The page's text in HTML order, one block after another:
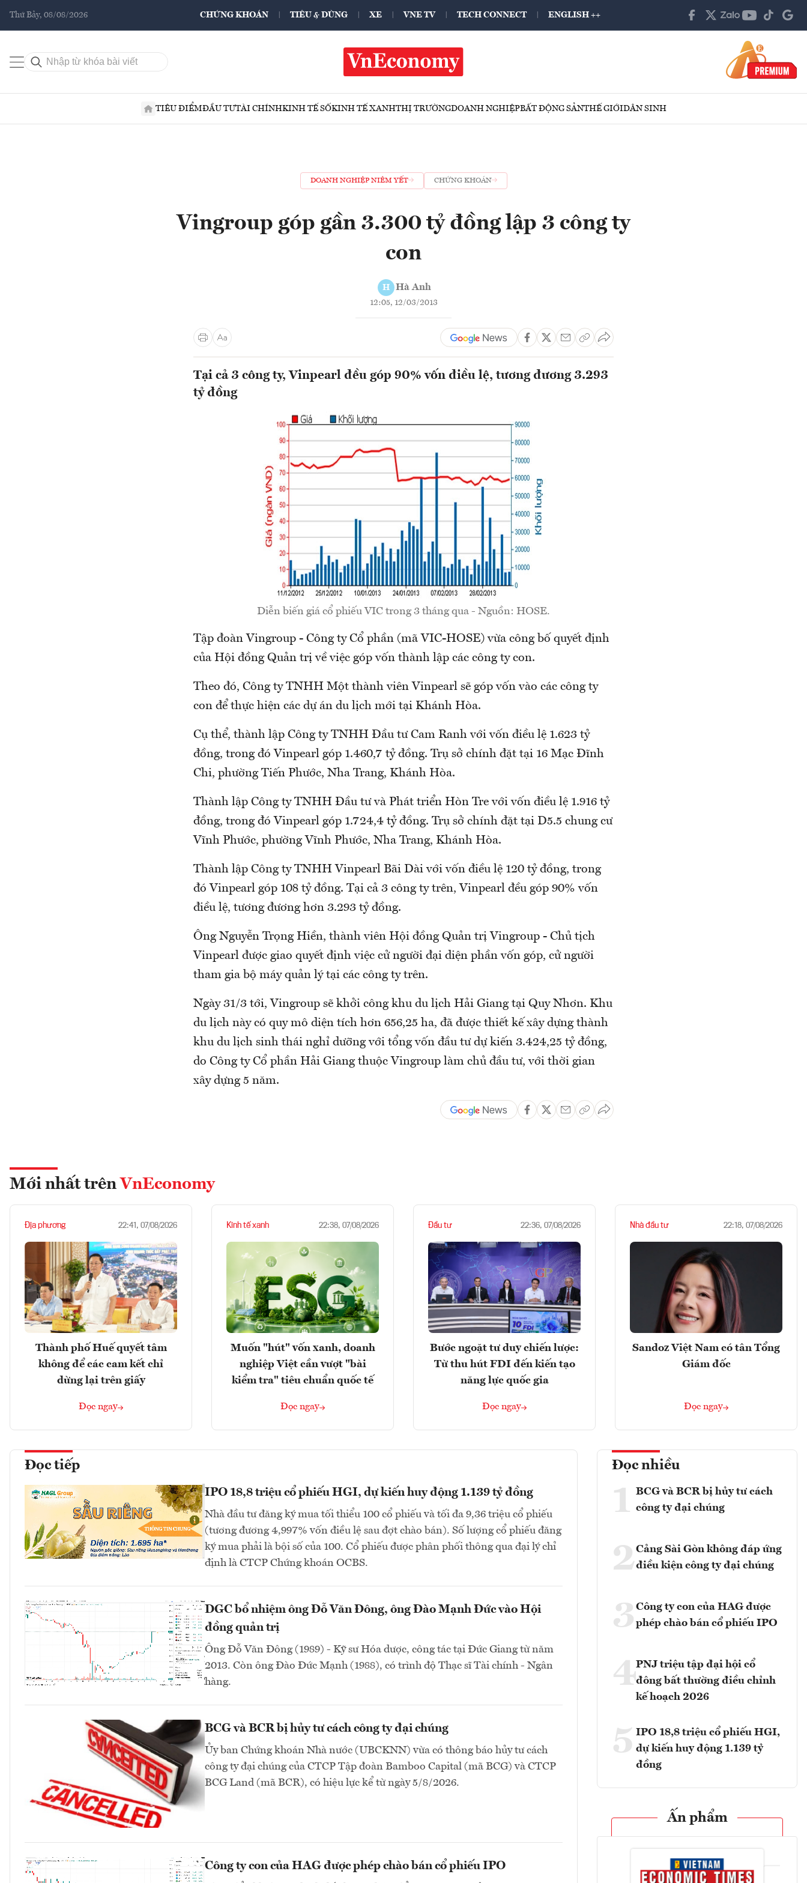
Thứ Bảy, 08/08/2026 CHỨNG KHOÁN TIÊU & DÙNG XE VNE TV TECH CONNECT ENGLISH ++
TIÊU ĐIỂMĐẦU TƯTÀI CHÍNHKINH TẾ SỐKINH TẾ XANHTHỊ TRƯỜNGDOANH NGHIỆPBẤT ĐỘNG SẢNTHẾ GIỚIDÂN SINH
DOANH NGHIỆP NIÊM YẾT CHỨNG KHOÁN
Vingroup góp gần 3.300 tỷ đồng lập 3 công ty
con
H Hà Anh
12:05, 12/03/2013
Tại cả 3 công ty, Vinpearl đều góp 90% vốn điều lệ, tương đương 3.293
tỷ đồng
Diễn biến giá cổ phiếu VIC trong 3 tháng qua - Nguồn: HOSE.
Tập đoàn Vingroup - Công ty Cổ phần (mã VIC-HOSE) vừa công bố quyết định
của Hội đồng Quản trị về việc góp vốn thành lập các công ty con.
Theo đó, Công ty TNHH Một thành viên Vinpearl sẽ góp vốn vào các công ty
con để thực hiện các dự án du lịch mới tại Khánh Hòa.
Cụ thể, thành lập Công ty TNHH Đầu tư Cam Ranh với vốn điều lệ 1.623 tỷ
đồng, trong đó Vinpearl góp 1.460,7 tỷ đồng. Trụ sở chính đặt tại 16 Mạc Đĩnh
Chi, phường Tiến Phước, Nha Trang, Khánh Hòa.
Thành lập Công ty TNHH Đầu tư và Phát triển Hòn Tre với vốn điều lệ 1.916 tỷ
đồng, trong đó Vinpearl góp 1.724,4 tỷ đồng. Trụ sở chính đặt tại D5.5 chung cư
Vĩnh Phước, phường Vĩnh Phước, Nha Trang, Khánh Hòa.
Thành lập Công ty TNHH Vinpearl Bãi Dài với vốn điều lệ 120 tỷ đồng, trong
đó Vinpearl góp 108 tỷ đồng. Tại cả 3 công ty trên, Vinpearl đều góp 90% vốn
điều lệ, tương đương hơn 3.293 tỷ đồng.
Ông Nguyễn Trọng Hiền, thành viên Hội đồng Quản trị Vingroup - Chủ tịch
Vinpearl được giao quyết định việc cử người đại diện phần vốn góp, cử người
tham gia bộ máy quản lý tại các công ty trên.
Ngày 31/3 tới, Vingroup sẽ khởi công khu du lịch Hải Giang tại Quy Nhơn. Khu
du lịch này có quy mô diện tích hơn 656,25 ha, đã được thiết kế xây dựng thành
khu du lịch sinh thái nghỉ dưỡng với tổng vốn đầu tư dự kiến 3.424,25 tỷ đồng,
do Công ty Cổ phần Hải Giang thuộc Vingroup làm chủ đầu tư, với thời gian
xây dựng 5 năm.
Mới nhất trên VnEconomy
Địa phương 22:41, 07/08/2026
Thành phố Huế quyết tâm
không để các cam kết chỉ
dừng lại trên giấy
Đọc ngay
Kinh tế xanh 22:38, 07/08/2026
Muốn "hút" vốn xanh, doanh
nghiệp Việt cần vượt "bài
kiểm tra" tiêu chuẩn quốc tế
Đọc ngay
Đầu tư 22:36, 07/08/2026
Bước ngoặt tư duy chiến lược:
Từ thu hút FDI đến kiến tạo
năng lực quốc gia
Đọc ngay
Nhà đầu tư 22:18, 07/08/2026
Sandoz Việt Nam có tân Tổng
Giám đốc
Đọc ngay
Đọc tiếp
IPO 18,8 triệu cổ phiếu HGI, dự kiến huy động 1.139 tỷ đồng
Nhà đầu tư đăng ký mua tối thiểu 100 cổ phiếu và tối đa 9,36 triệu cổ phiếu
(tương đương 4,997% vốn điều lệ sau đợt chào bán). Số lượng cổ phiếu đăng
ký mua phải là bội số của 100. Cổ phiếu được phân phối thông qua đại lý chỉ
định là CTCP Chứng khoán OCBS.
DGC bổ nhiệm ông Đỗ Văn Đông, ông Đào Mạnh Đức vào Hội
đồng quản trị
Ông Đỗ Văn Đông (1989) - Kỹ sư Hóa dược, công tác tại Đức Giang từ năm
2013. Còn ông Đào Đức Mạnh (1988), có trình độ Thạc sĩ Tài chính - Ngân
hàng.
BCG và BCR bị hủy tư cách công ty đại chúng
Ủy ban Chứng khoán Nhà nước (UBCKNN) vừa có thông báo hủy tư cách
công ty đại chúng của CTCP Tập đoàn Bamboo Capital (mã BCG) và CTCP
BCG Land (mã BCR), có hiệu lực kể từ ngày 5/8/2026.
Công ty con của HAG được phép chào bán cổ phiếu IPO
Đọc nhiều
1 BCG và BCR bị hủy tư cách
công ty đại chúng
2Cảng Sài Gòn không đáp ứng
điều kiện công ty đại chúng
3 Công ty con của HAG được
phép chào bán cổ phiếu IPO
4PNJ triệu tập đại hội cổ
đông bất thường điều chỉnh
kế hoạch 2026
5 IPO 18,8 triệu cổ phiếu HGI,
dự kiến huy động 1.139 tỷ
đồng
Ấn phẩm